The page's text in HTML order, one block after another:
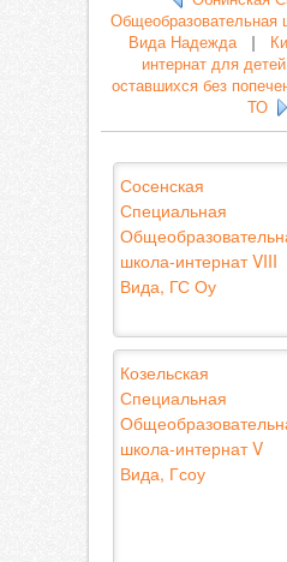
Общеобразовательная
Вида Надежда|
интернат для
оставшихся без
ТО
Сосенская
Специальная
школа-интернат VIII
Вида, ГС Оу
Козельская
Специальная
школа-интернат V
Вида, Гсоу